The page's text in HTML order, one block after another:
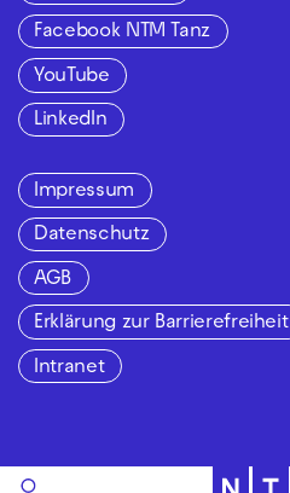
Facebook NTM Tanz
YouTube
LinkedIn
Impressum
Datenschutz
AGB
Erklärung zur Barrierefreiheit
Intranet